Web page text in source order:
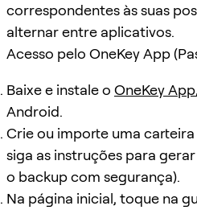
correspondentes às suas
alternar entre aplicativos.
Acesso pelo OneKey App
Baixe e instale o OneKey App
Android.
Crie ou importe uma
siga as instruções para
o backup com segurança).
Na página inicial, toque na